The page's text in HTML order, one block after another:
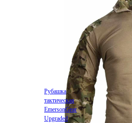
Рубашка
тактическая
EmersonGear
Upgraded